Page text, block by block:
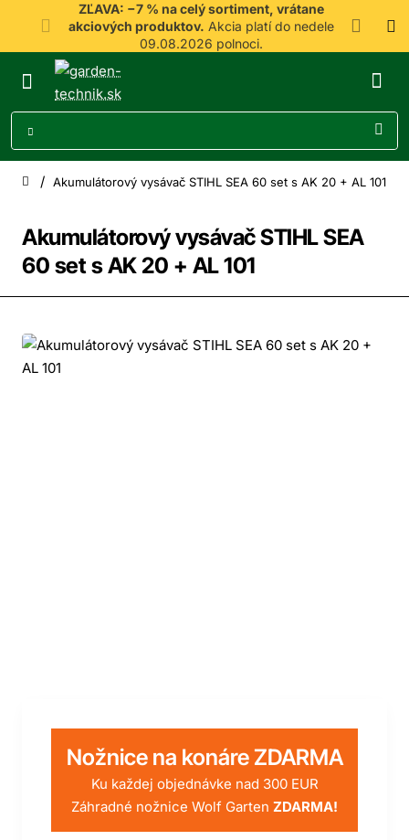
ZĽAVA: −7 % na celý sortiment, vrátane
akciových produktov. Akcia platí do nedele
09.08.2026 polnoci.
Akumulátorový vysávač STIHL SEA
60 set s AK 20 + AL 101
Akumulátorový vysávač STIHL SEA 60 set s AK 20 + AL 101
Doprava zdarma
Nožnice na konáre ZDARMA
Ku každej objednávke nad 300 EUR
Záhradné nožnice Wolf Garten ZDARMA!